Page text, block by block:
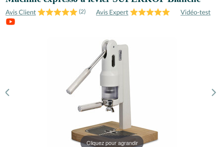
(2)
Cliquez pour agrandir